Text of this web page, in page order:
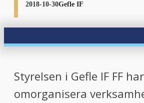
2018-10-30Gefle IF
Styrelsen i Gefle IF FF
omorganisera